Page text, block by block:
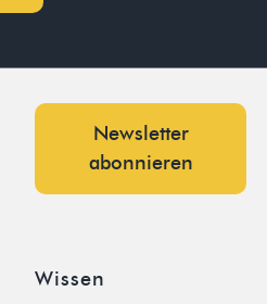
Newsletter
abonnieren
Wissen